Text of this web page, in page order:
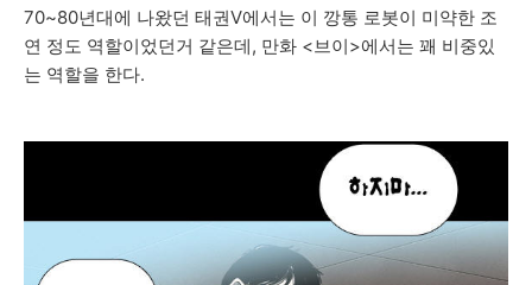
70~80년대에 나왔던 태권V에서는 이 깡통 로봇이 미약한 조
연 정도 역할이었던거 같은데, 만화 <브이>에서는 꽤 비중있
는 역할을 한다.